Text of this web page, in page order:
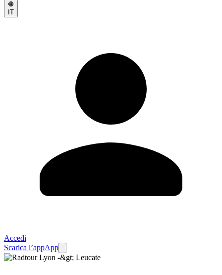
IT
Accedi
Scarica l’appApp